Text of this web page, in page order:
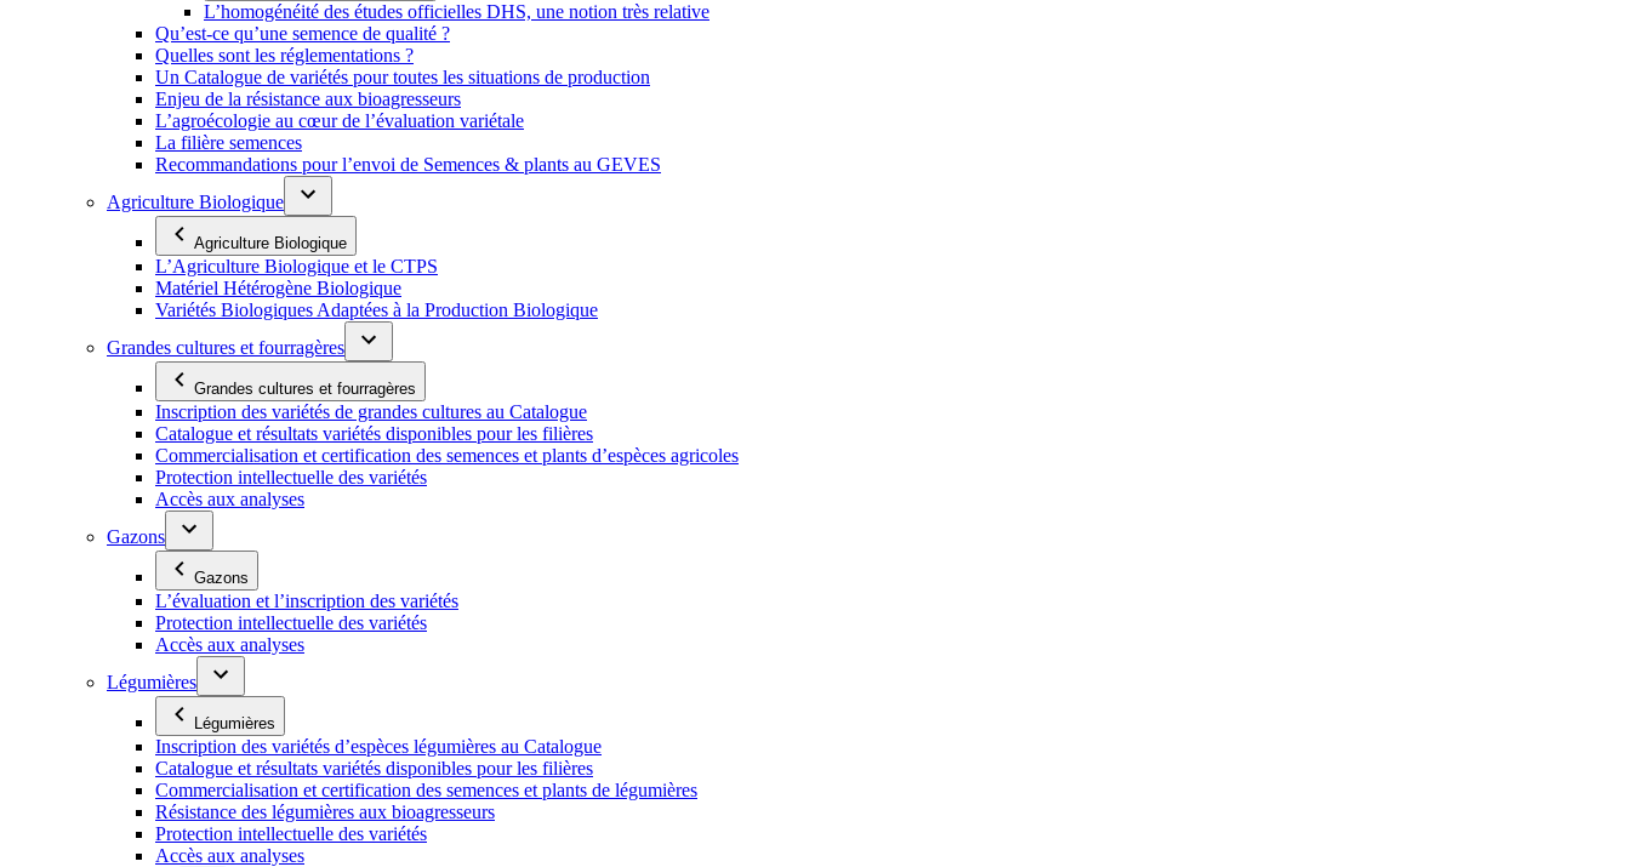
L’homogénéité des études officielles DHS, une notion très relative
Qu’est-ce qu’une semence de qualité ?
Quelles sont les réglementations ?
Un Catalogue de variétés pour toutes les situations de production
Enjeu de la résistance aux bioagresseurs
L’agroécologie au cœur de l’évaluation variétale
La filière semences
Recommandations pour l’envoi de Semences & plants au GEVES
Agriculture Biologique
Agriculture Biologique
L’Agriculture Biologique et le CTPS
Matériel Hétérogène Biologique
Variétés Biologiques Adaptées à la Production Biologique
Grandes cultures et fourragères
Grandes cultures et fourragères
Inscription des variétés de grandes cultures au Catalogue
Catalogue et résultats variétés disponibles pour les filières
Commercialisation et certification des semences et plants d’espèces agricoles
Protection intellectuelle des variétés
Accès aux analyses
Gazons
Gazons
L’évaluation et l’inscription des variétés
Protection intellectuelle des variétés
Accès aux analyses
Légumières
Légumières
Inscription des variétés d’espèces légumières au Catalogue
Catalogue et résultats variétés disponibles pour les filières
Commercialisation et certification des semences et plants de légumières
Résistance des légumières aux bioagresseurs
Protection intellectuelle des variétés
Accès aux analyses